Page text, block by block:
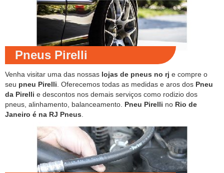
Pneus Pirelli
Venha visitar uma das nossas lojas de pneus no rj e compre o
seu pneu Pirelli . Oferecemos todas as medidas e aros dos Pneu
da Pirelli e descontos nos demais serviços como rodizio dos
pneus, alinhamento, balanceamento. Pneu Pirelli no Rio de
Janeiro é na RJ Pneus